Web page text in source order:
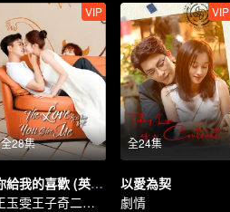
全28集
VIP
你給我的喜歡 (英語版）
王玉雯王子奇二搭甜戀
全24集
VIP
以愛為契
劇情